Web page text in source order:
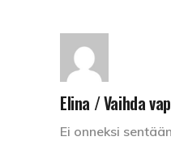
Elina / Vaihda
Ei onneksi